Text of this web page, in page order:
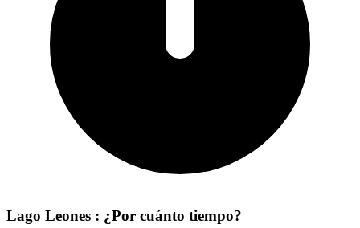
Lago Leones : ¿Por cuánto tiempo?